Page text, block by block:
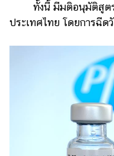
ตกแต่ง
มือ
ถือ
ทั้งนี้ มีมติอนุมัติสูต
ประเทศไทย โดยการฉีด